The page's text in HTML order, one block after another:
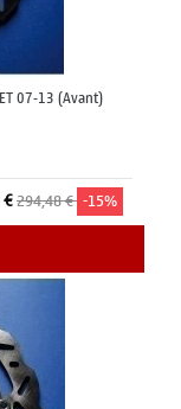
07-13 (Avant)
294,48 € -15%